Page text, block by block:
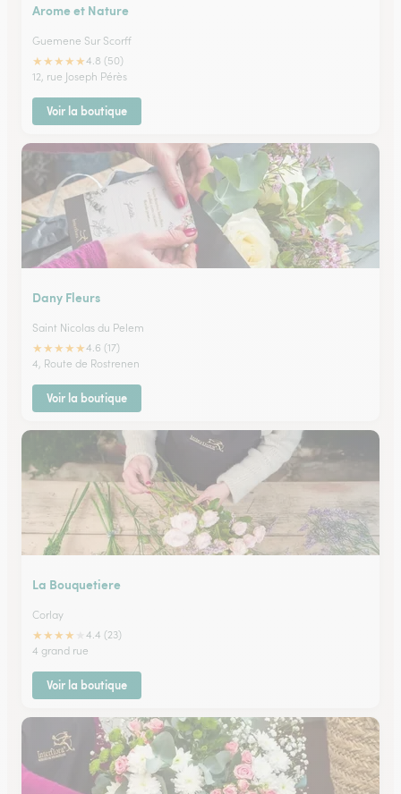
Arome et Nature
Guemene Sur Scorff
★★★★★4.8 (50)
12, rue Joseph Pérès
Voir la boutique
Dany Fleurs
Saint Nicolas du Pelem
★★★★★4.6 (17)
4, Route de Rostrenen
Voir la boutique
La Bouquetiere
Corlay
★★★★
4.4 (23)
4 grand rue
Voir la boutique